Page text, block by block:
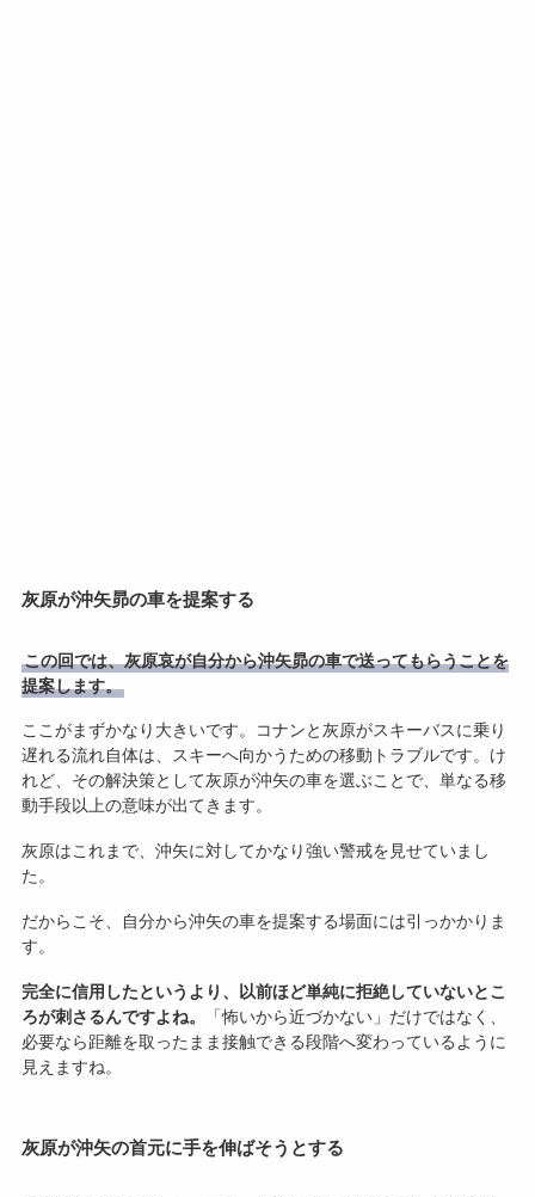
灰原が沖矢昴の車を提案する
この回では、灰原哀が自分から沖矢昴の車で送ってもらうことを
提案します。
ここがまずかなり大きいです。コナンと灰原がスキーバスに乗り
遅れる流れ自体は、スキーへ向かうための移動トラブルです。け
れど、その解決策として灰原が沖矢の車を選ぶことで、単なる移
動手段以上の意味が出てきます。
灰原はこれまで、沖矢に対してかなり強い警戒を見せていまし
た。
だからこそ、自分から沖矢の車を提案する場面には引っかかりま
す。
完全に信用したというより、以前ほど単純に拒絶していないとこ
ろが刺さるんですよね。
「怖いから近づかない」だけではなく、
必要なら距離を取ったまま接触できる段階へ変わっているように
見えますね。
灰原が沖矢の首元に手を伸ばそうとする